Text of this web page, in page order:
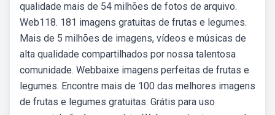
qualidade mais de 54 milhões de fotos de arquivo.
Web118. 181 imagens gratuitas de frutas e legumes.
Mais de 5 milhões de imagens, vídeos e músicas de
alta qualidade compartilhados por nossa talentosa
comunidade. Webbaixe imagens perfeitas de frutas e
legumes. Encontre mais de 100 das melhores imagens
de frutas e legumes gratuitas. Grátis para uso